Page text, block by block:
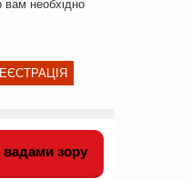
вам необхідно
зору